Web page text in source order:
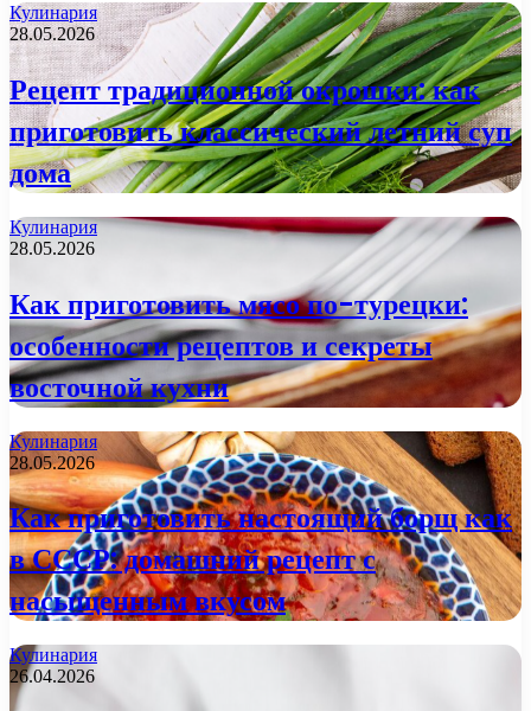
Кулинария
28.05.2026
Рецепт традиционной окрошки: как
приготовить классический летний суп
дома
Кулинария
28.05.2026
Как приготовить мясо по-турецки:
особенности рецептов и секреты
восточной кухни
Кулинария
28.05.2026
Как приготовить настоящий борщ как
в СССР: домашний рецепт с
насыщенным вкусом
Кулинария
26.04.2026